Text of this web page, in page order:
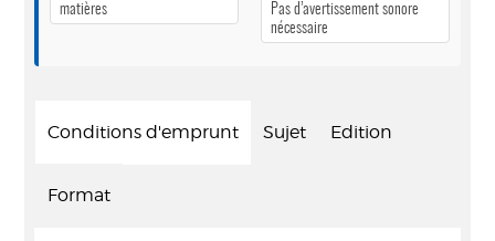
matières
Pas d’avertissement sonore
nécessaire
Conditions d'emprunt Sujet Edition
Format